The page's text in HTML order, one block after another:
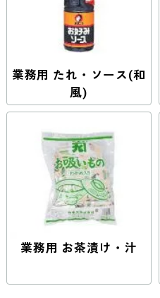
業務用 たれ・ソース(和
風)
業務用 お茶漬け・汁